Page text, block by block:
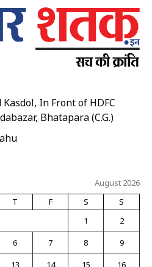
In Front of HDFC
Bhatapara (C.G.)
August 2026
T F S
S
1
2
6 7 8
9
13 14 15 16